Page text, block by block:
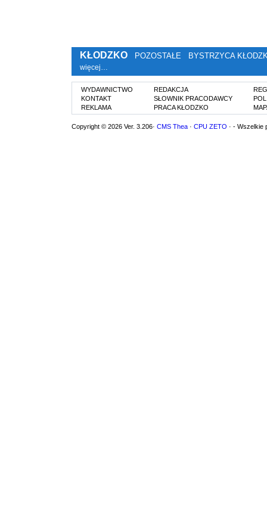
KŁODZKO POZOSTAŁE BYSTRZYCA
więcej…
WYDAWNICTWO
KONTAKT
REKLAMA
REDAKCJA
SŁOWNIK PRACODAWCY
PRACA KŁODZKO
Copyright © 2026 Ver. 3.206· CMS Thea · CPU ZETO · - Wszelkie